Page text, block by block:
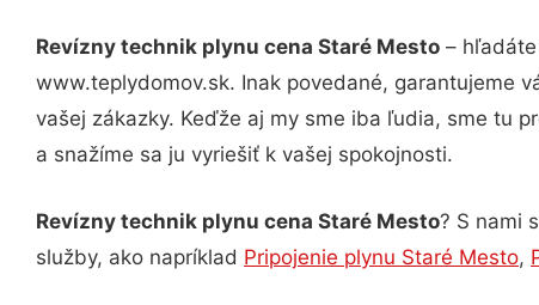
Revízny technik plynu cena Staré Mesto –
www.teplydomov.sk. Inak povedané, garantujeme
vašej zákazky. Keďže aj my sme iba ľudia, sme tu
a snažíme sa ju vyriešiť k vašej spokojnosti.
Revízny technik plynu cena Staré Mesto? S nami
služby, ako napríklad Pripojenie plynu Staré Mesto,